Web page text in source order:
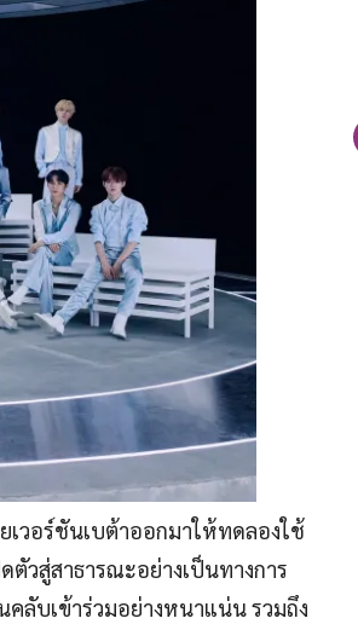
วอร์ชันเบต้าออกมาให้ทดลองใช้
วสู่สาธารณะอย่างเป็นทางการ
ลับเข้าร่วมอย่างหนาแน่น รวมถึง